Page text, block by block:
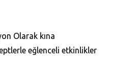
Olarak kına
eğlenceli etkinlikler